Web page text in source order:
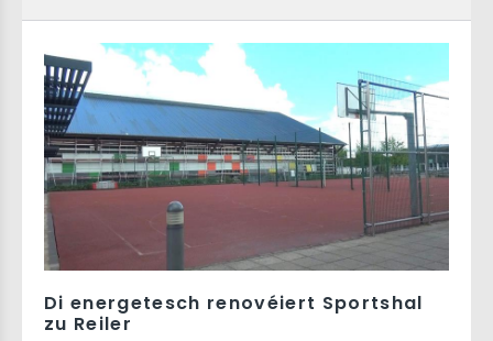
Di energetesch renovéiert Sportshal
zu Reiler